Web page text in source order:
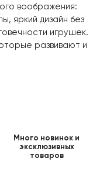
воображения:
яркий дизайн без
игрушек.
развивают и
Много новинок и
эксклюзивных
товаров